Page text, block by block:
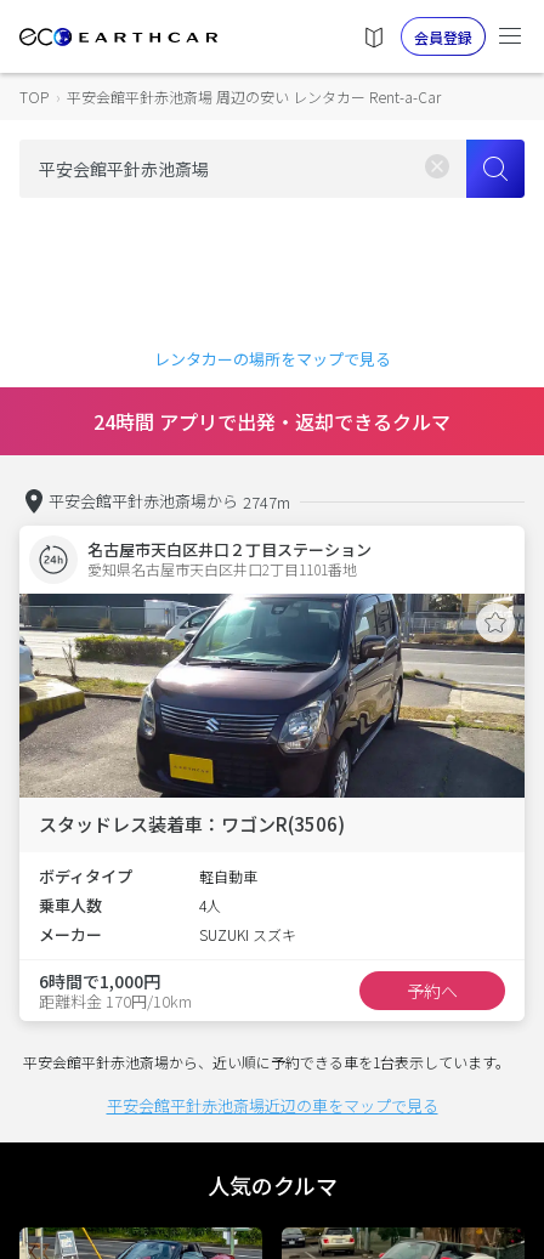
会員登録
TOP › 平安会館平針赤池斎場 周辺の安い レンタカー Rent-a-Car
レンタカーの場所をマップで見る
24時間 アプリで出発・返却できるクルマ
平安会館平針赤池斎場から 2747m
名古屋市天白区井口２丁目ステーション
愛知県名古屋市天白区井口2丁目1101番地
スタッドレス装着車：ワゴンR(3506)
ボディタイプ 軽自動車
乗車人数 4人
メーカー SUZUKI スズキ
6時間で1,000円
距離料金 170円/10km 予約へ
平安会館平針赤池斎場から、近い順に予約できる車を1台表示しています。
平安会館平針赤池斎場近辺の車をマップで見る
人気のクルマ